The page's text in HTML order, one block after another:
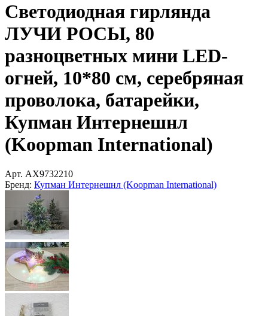
Светодиодная гирлянда
ЛУЧИ РОСЫ, 80
разноцветных мини LED-
огней, 10*80 см, серебряная
проволока, батарейки,
Купман Интернешнл
(Koopman International)
Арт. AX9732210
Бренд: Купман Интернешнл (Koopman International)